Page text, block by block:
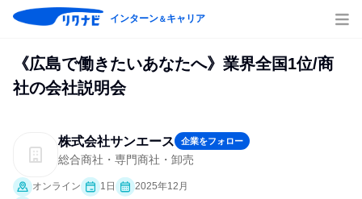
インターン＆キャリア
《広島で働きたいあなたへ》業界全国1位/商
社の会社説明会
株式会社サンエース 企業をフォロー
総合商社・専門商社・卸売
オンライン 1日
2025年12月